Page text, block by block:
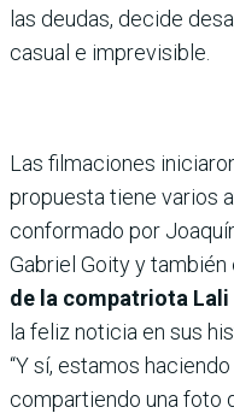
las deudas, decide
casual e imprevisible.
Las filmaciones
propuesta tiene varios
conformado por
Gabriel Goity y también
de la compatriota Lali
la feliz noticia en sus
“Y sí, estamos
compartiendo una foto